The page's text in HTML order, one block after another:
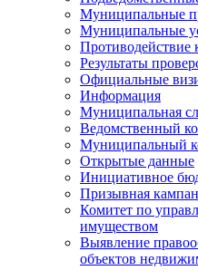
Муниципальные
Муниципальные
Противодействие
Результаты
Официальные
Информация
Муниципальная
Ведомственный
Муниципальный
Открытые данные
Инициативное
Призывная
Комитет по
имуществом
Выявление
объектов